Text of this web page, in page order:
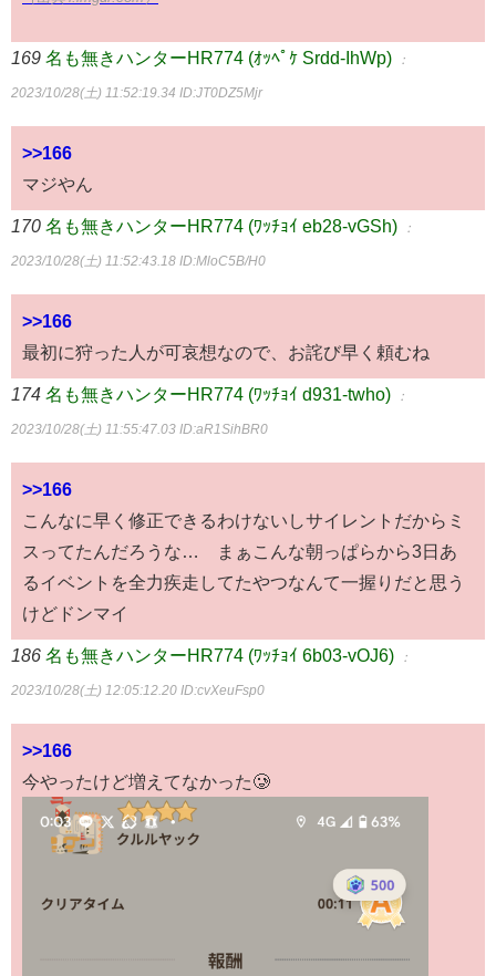
169 名も無きハンターHR774 (ｵｯﾍﾟｹ Srdd-IhWp) ：
2023/10/28(土) 11:52:19.34 ID:JT0DZ5Mjr
>>166
マジやん
170 名も無きハンターHR774 (ﾜｯﾁｮｲ eb28-vGSh) ：
2023/10/28(土) 11:52:43.18 ID:MloC5B/H0
>>166
最初に狩った人が可哀想なので、お詫び早く頼むね
174 名も無きハンターHR774 (ﾜｯﾁｮｲ d931-twho) ：
2023/10/28(土) 11:55:47.03 ID:aR1SihBR0
>>166
こんなに早く修正できるわけないしサイレントだからミ
スってたんだろうな… まぁこんな朝っぱらから3日あ
るイベントを全力疾走してたやつなんて一握りだと思う
けどドンマイ
186 名も無きハンターHR774 (ﾜｯﾁｮｲ 6b03-vOJ6) ：
2023/10/28(土) 12:05:12.20 ID:cvXeuFsp0
>>166
今やったけど増えてなかった🥲